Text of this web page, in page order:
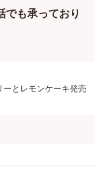
でも承っており
ーとレモンケーキ発売